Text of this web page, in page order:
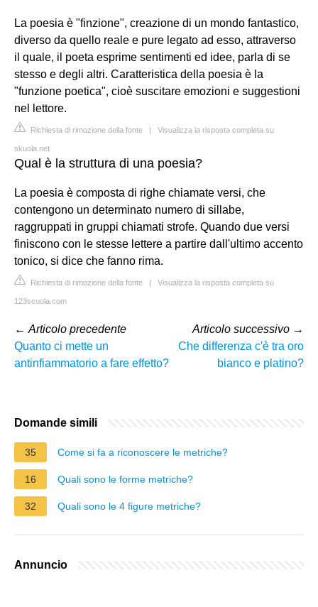
La poesia è "finzione", creazione di un mondo fantastico,
diverso da quello reale e pure legato ad esso, attraverso
il quale, il poeta esprime sentimenti ed idee, parla di se
stesso e degli altri. Caratteristica della poesia è la
"funzione poetica", cioè suscitare emozioni e suggestioni
nel lettore.
Richiesta di rimozione della fonte | Visualizza la risposta completa su
skuola.net
Qual è la struttura di una poesia?
La poesia è composta di righe chiamate versi, che
contengono un determinato numero di sillabe,
raggruppati in gruppi chiamati strofe. Quando due versi
finiscono con le stesse lettere a partire dall'ultimo accento
tonico, si dice che fanno rima.
Richiesta di rimozione della fonte | Visualizza la risposta completa su
123scuola.com
← Articolo precedente
Quanto ci mette un
antinfiammatorio a fare effetto?
Articolo successivo →
Che differenza c'è tra oro
bianco e platino?
Domande simili
35 Come si fa a riconoscere le metriche?
16 Quali sono le forme metriche?
32 Quali sono le 4 figure metriche?
Annuncio